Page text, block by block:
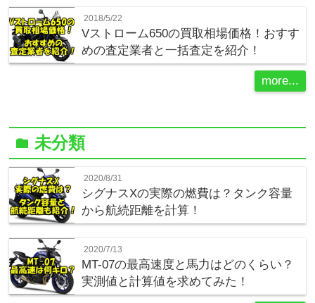
2018/5/22
Vストローム650の買取相場価格！おすす
めの査定業者と一括査定を紹介！
more...
folder未分類
2020/8/31
シグナスXの実際の燃費は？タンク容量
から航続距離を計算！
2020/7/13
MT-07の最高速度と馬力はどのくらい？
実測値と計算値を求めてみた！